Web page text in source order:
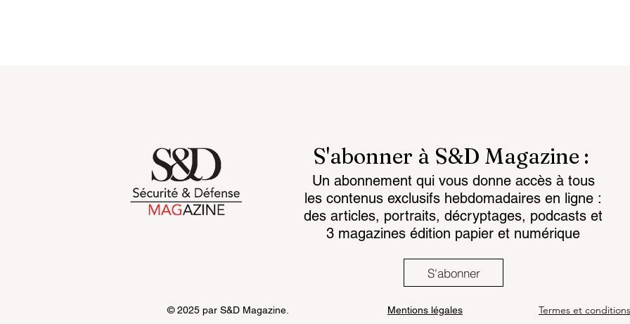
resilience : rebuilding
Space sovereignty: from
awareness to strategic
advantage
Customs 2030: a new era
takes shape
S'abonner à S&D Magazine :
Un abonnement qui vous donne accès à tous
les contenus exclusifs hebdomadaires en ligne :
des articles, portraits, décryptages, podcasts et
3 magazines édition papier et numérique
S'abonner
Mentions légales
© 2025 par S&D Magazine. Termes et